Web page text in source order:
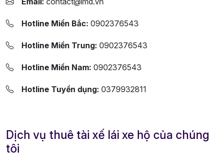
Hotline Miền Bắc: 0902376543
Hotline Miền Trung: 0902376543
Hotline Miền Nam: 0902376543
Hotline Tuyển dụng: 0379932811
Dịch vụ thuê tài xế lái xe hộ của chúng
tôi